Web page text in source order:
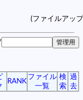
(ファイルアッ
RANK
ファイル
一覧
検
索
過
去